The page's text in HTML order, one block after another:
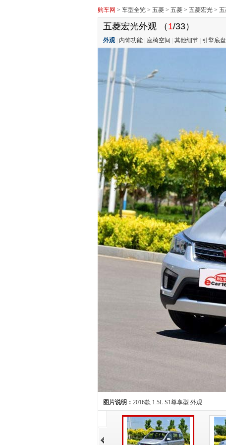
购车网 > 车型全览 > 五菱 > 五菱 > 五菱宏光 >
五菱宏光外观 （ 1/33）
外观| 内饰功能 座椅空间 其他细节 引擎底盘
图片说明： 2016款 1.5L S1尊享型 外观